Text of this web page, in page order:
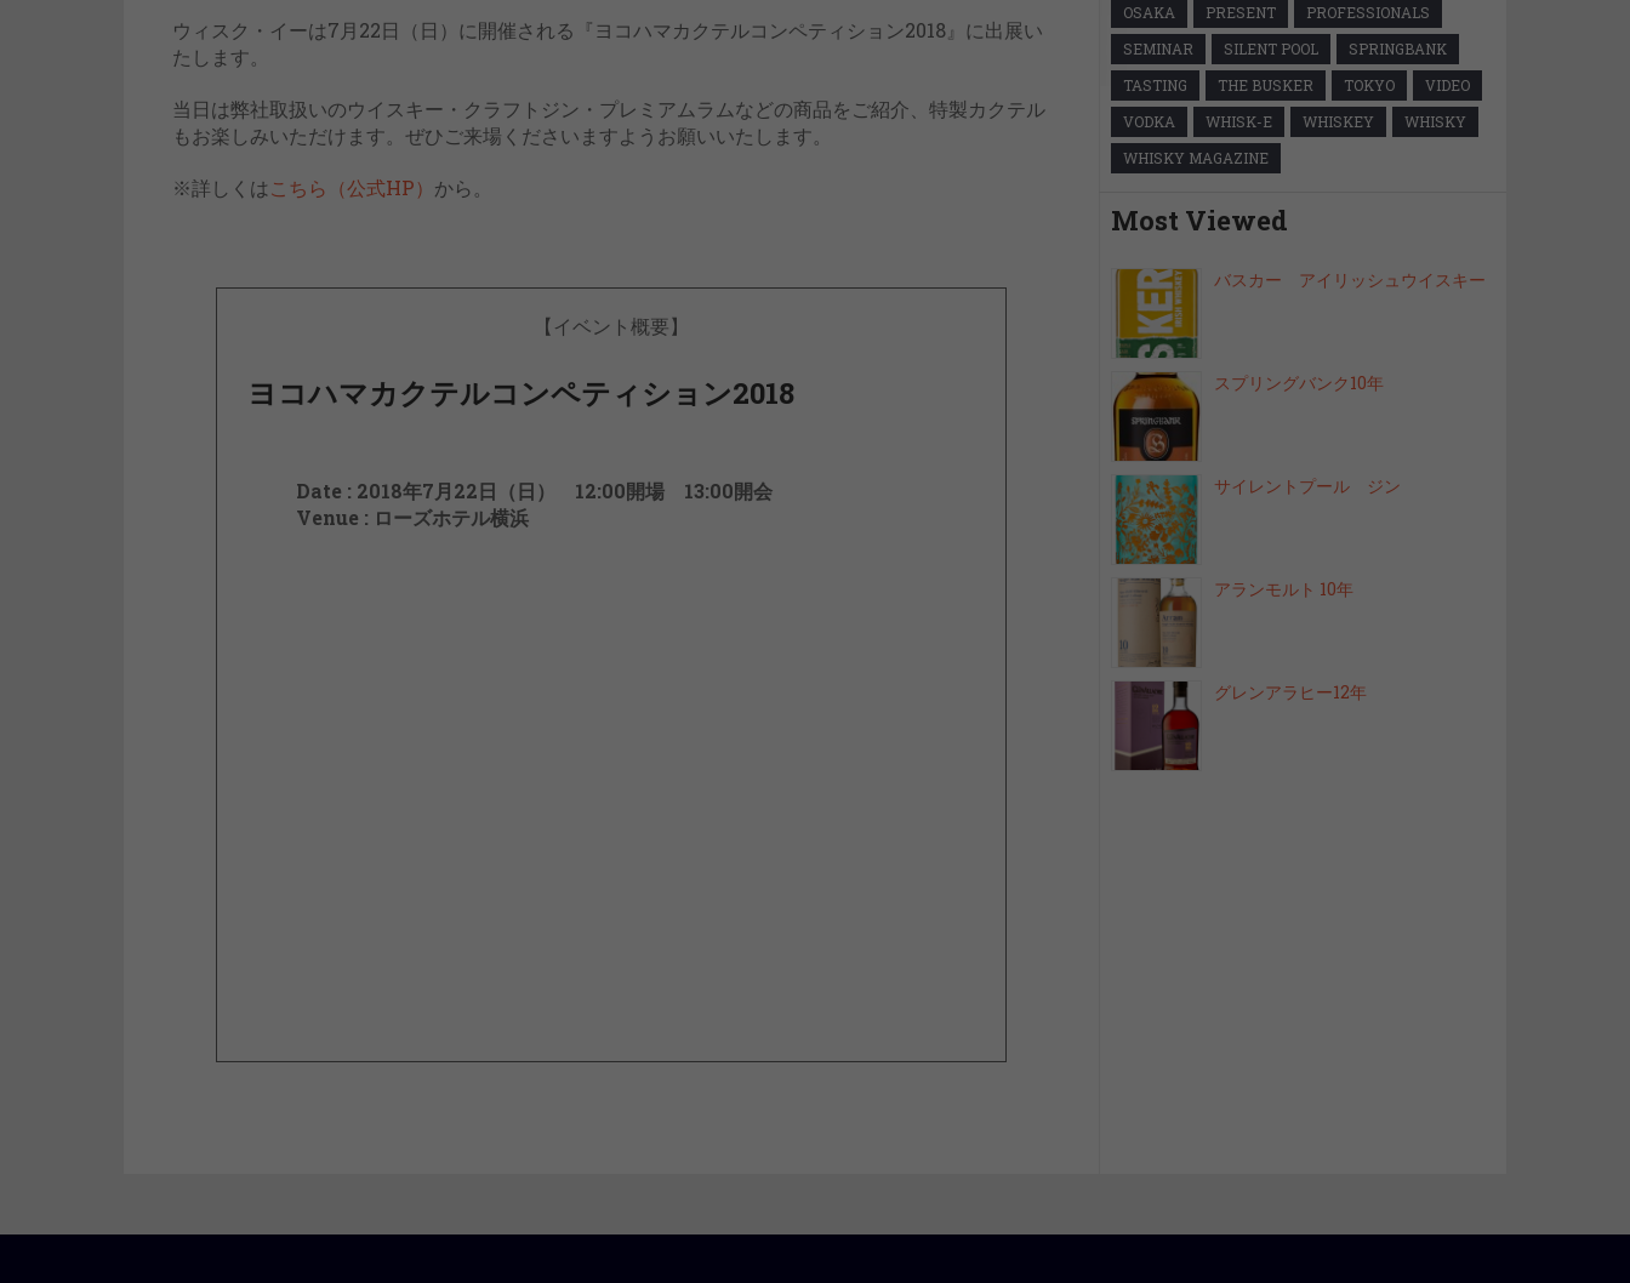
ウィスク・イーは7月22日（日）に開催される『ヨコハマカクテルコンペティション2018』に出展い
たします。
当日は弊社取扱いのウイスキー・クラフトジン・プレミアムラムなどの商品をご紹介、特製カクテル
もお楽しみいただけます。ぜひご来場くださいますようお願いいたします。
※詳しくはこちら（公式HP） から。
【イベント概要】
ヨコハマカクテルコンペティション2018
Date : 2018年7月22日（日） 12:00開場 13:00開会
Venue : ローズホテル横浜
OSAKA
PRESENT
PROFESSIONALS
SEMINAR
SILENT POOL
SPRINGBANK
TASTING
THE BUSKER TOKYO
VIDEO
VODKA
WHISK-E WHISKEY
WHISKY
WHISKY MAGAZINE
Most Viewed
バスカー アイリッシュウイスキー
スプリングバンク10年
サイレントプール ジン
アランモルト 10年
グレンアラヒー12年